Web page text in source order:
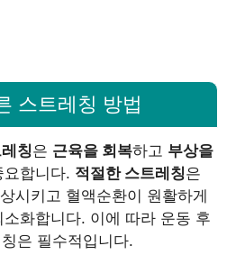
스트레칭 방법
칭은 근육을 회복하고 부상을
합니다. 적절한 스트레칭은
시키고 혈액순환이 원활하게
화합니다. 이에 따라 운동 후
은 필수적입니다.